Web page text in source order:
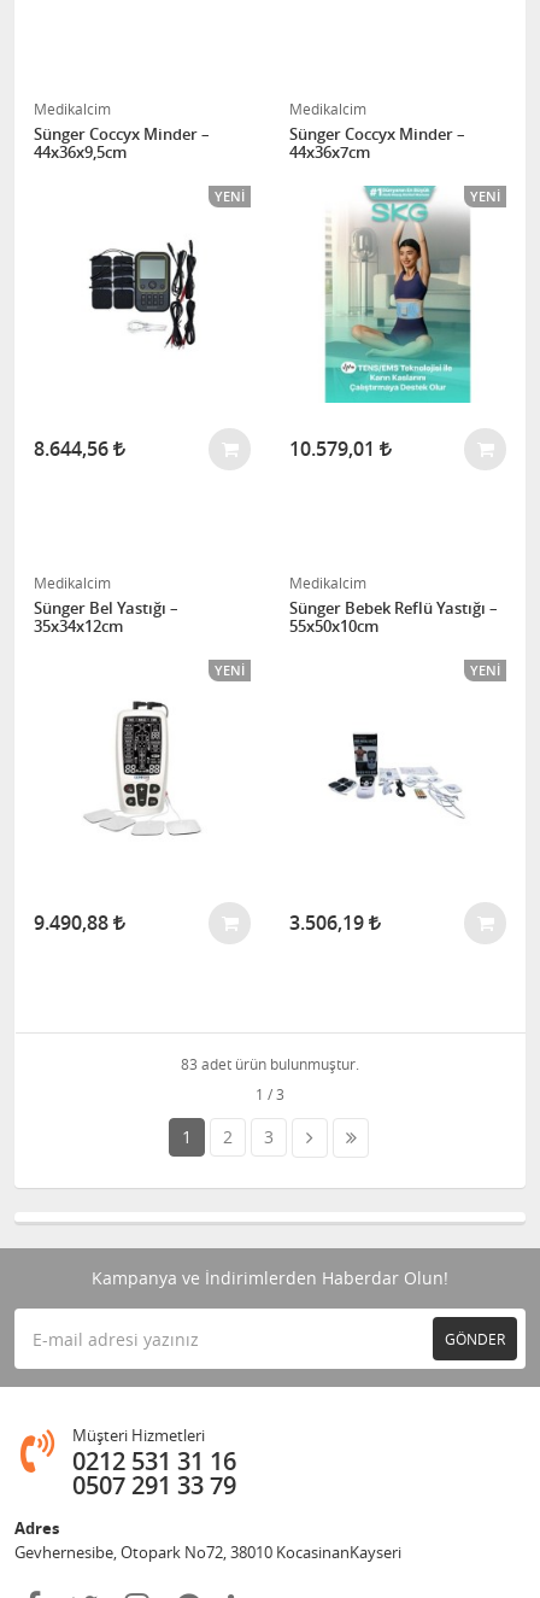
Medikalcim
Sünger Coccyx Minder –
44x36x9,5cm
YENI
8.644,56
Medikalcim
Sünger Coccyx Minder –
44x36x7cm
YENI
10.579,01
Medikalcim
Sünger Bel Yastığı –
35x34x12cm
YENI
9.490,88
Medikalcim
Sünger Bebek Reflü Yastığı –
55x50x10cm
YENI
3.506,19
83 adet ürün bulunmuştur.
1 2 3
Kampanya ve İndirimlerden Haberdar Olun!
GÖNDER
Müşteri Hizmetleri
0212 531 31 16
0507 291 33 79
Adres
Gevhernesibe, Otopark No72, 38010 KocasinanKayseri